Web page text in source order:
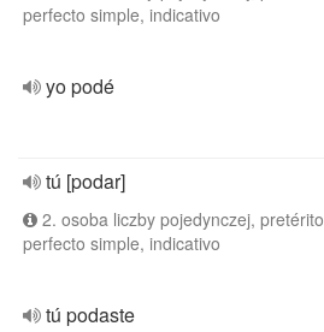
perfecto simple, indicativo
yo podé
tú [podar]
2. osoba liczby pojedynczej, pretérito
perfecto simple, indicativo
tú podaste